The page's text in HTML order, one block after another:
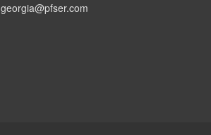
georgia@pfser.com